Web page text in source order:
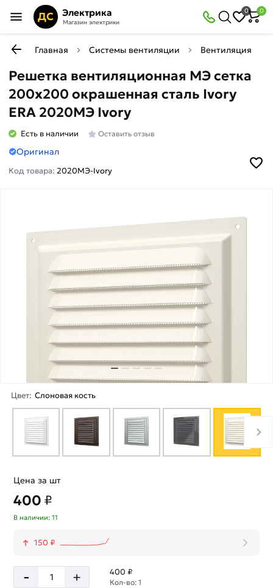
ДС Электрика
Магазин электрики
0 0
Главная Системы вентиляции Вентиляция
Решетка вентиляционная МЭ сетка
200х200 окрашенная сталь Ivory
ERA 2020МЭ Ivory
Есть в наличии Оставить отзыв
Оригинал
Код товара:2020МЭ-Ivory
Цвет: Слоновая кость
Цена за шт
400 ₽
В наличии: 11
150 ₽
- + 400 ₽
Кол-во: 1